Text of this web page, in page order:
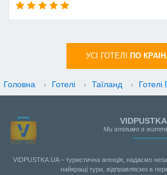
УСI ГОТЕЛІ ПО
Головна › Готелі › Таїланд › Готелі
Ми втілимо в життя
VIDPUSTKA.UA – туристична агенція, надаємо
найкращі тури, відправляємо в